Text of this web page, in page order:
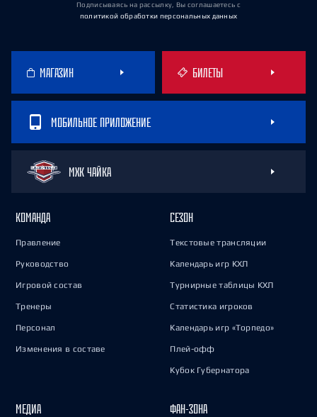
Подписываясь на рассылку, Вы соглашаетесь с
политикой обработки персональных данных
МАГАЗИН БИЛЕТЫ
МОБИЛЬНОЕ ПРИЛОЖЕНИЕ
МХК ЧАЙКА
КОМАНДА
Правление
Руководство
Игровой состав
Тренеры
Персонал
Изменения в составе
СЕЗОН
Текстовые трансляции
Календарь игр КХЛ
Турнирные таблицы КХЛ
Статистика игроков
Календарь игр «Торпедо»
Плей-офф
Кубок Губернатора
МЕДИА ФАН-ЗОНА